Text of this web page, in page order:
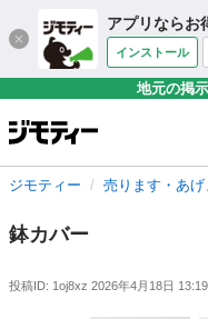
アプリならお
インストール
地元の掲
ジモティー 売ります・あげ
鉢カバー
投稿ID: 1oj8xz 2026年4月18日 13:19